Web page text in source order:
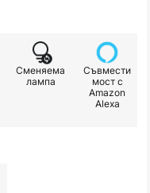
Сменяема
лампа
Съвмести
мост с
Amazon
Alexa